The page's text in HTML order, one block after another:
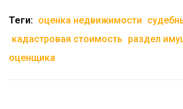
Теги: оценка недвижимости
кадастровая стоимость раздел
оценщика